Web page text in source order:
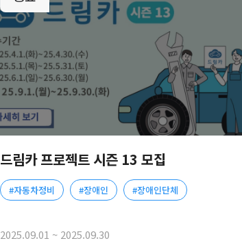
드림카 프로젝트 시즌 13 모집
#자동차정비 #장애인 #장애인단체
2025.09.01 ~ 2025.09.30